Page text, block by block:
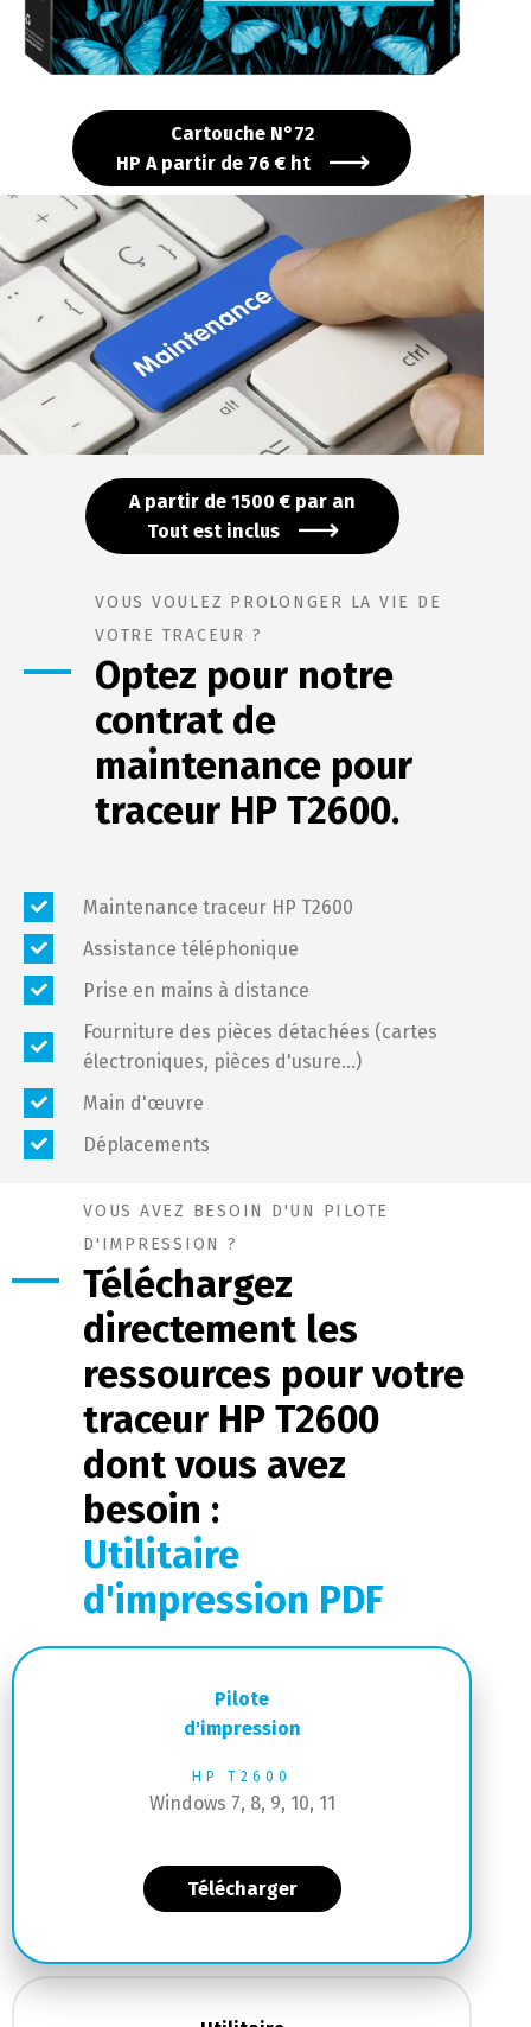
Cartouche N°72
HP A partir de 76 € ht
A partir de 1500 € par an
Tout est inclus
VOUS VOULEZ PROLONGER LA VIE DE
VOTRE TRACEUR ?
Optez pour notre
contrat de
maintenance pour
traceur HP T2600.
Maintenance traceur HP T2600
Assistance téléphonique
Prise en mains à distance
Fourniture des pièces détachées (cartes
électroniques, pièces d'usure...)
Main d'œuvre
Déplacements
VOUS AVEZ BESOIN D'UN PILOTE
D'IMPRESSION ?
Téléchargez
directement les
ressources pour votre
traceur HP T2600
dont vous avez
besoin :
Pilote
HP T2600
Windows 7, 8, 9, 10, 11
Télécharger
d'impression PDF
HP T2600